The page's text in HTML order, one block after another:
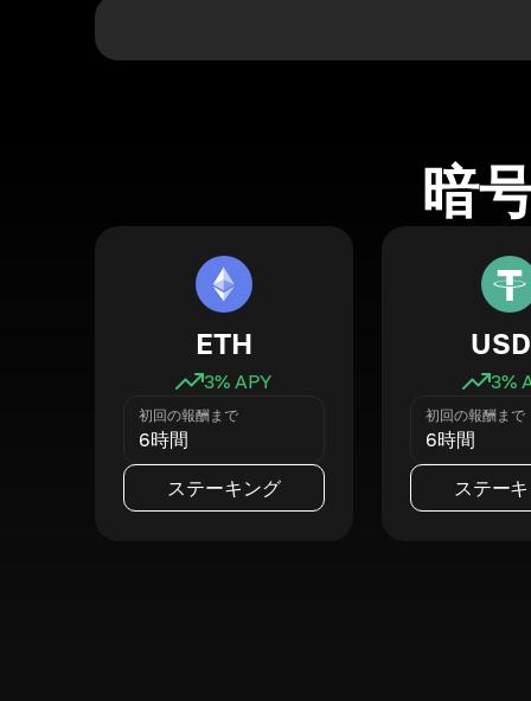
暗
ETH
3% APY
初回の報酬まで
6時間
ステーキング
3%
初回の報酬まで
6時間
ステー